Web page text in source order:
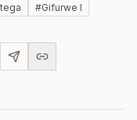
#Gifurwe I